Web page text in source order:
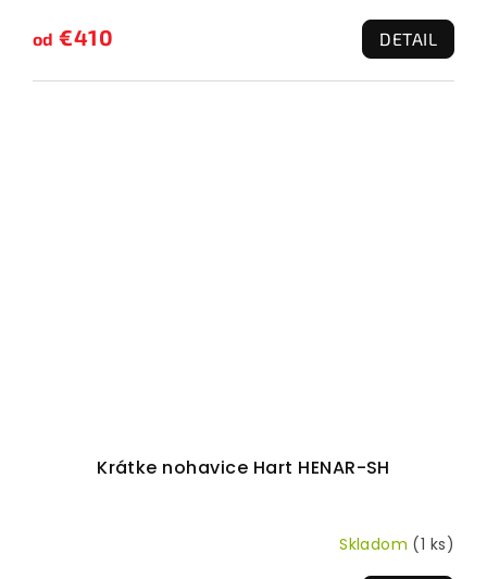
od €410 DETAIL
Krátke nohavice Hart HENAR-SH
Skladom (1 ks)